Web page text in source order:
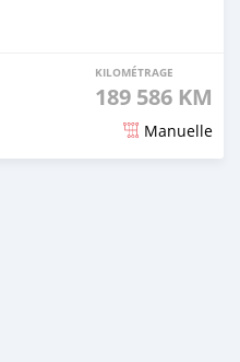
KILOMÉTRAGE
189 586 KM
Manuelle